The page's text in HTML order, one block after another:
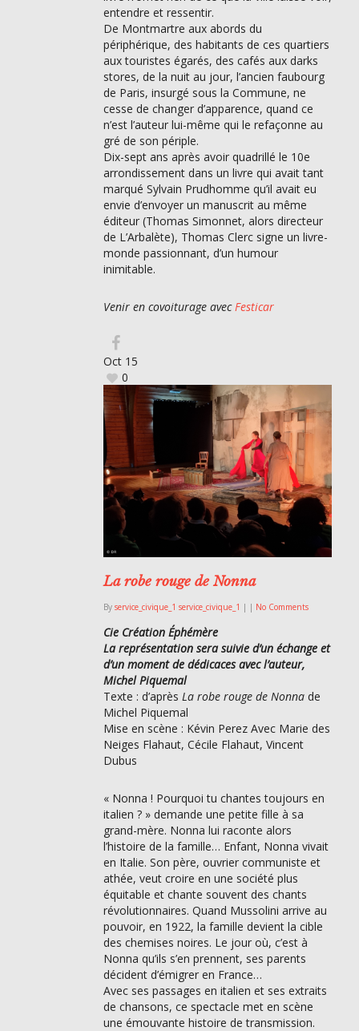
entendre et ressentir.
De Montmartre aux abords du
périphérique, des habitants de ces quartiers
aux touristes égarés, des cafés aux darks
stores, de la nuit au jour, l’ancien faubourg
de Paris, insurgé sous la Commune, ne
cesse de changer d’apparence, quand ce
n’est l’auteur lui-même qui le refaçonne au
gré de son périple.
Dix-sept ans après avoir quadrillé le 10e
arrondissement dans un livre qui avait tant
marqué Sylvain Prudhomme qu’il avait eu
envie d’envoyer un manuscrit au même
éditeur (Thomas Simonnet, alors directeur
de L’Arbalète), Thomas Clerc signe un livre-
monde passionnant, d’un humour
inimitable.
Venir en covoiturage avecFesticar
Oct 15
0
La robe rouge de Nonna
By service_civique_1 service_civique_1 | | No Comments
Cie Création Éphémère
La représentation sera suivie d’un échange et
d’un moment de dédicaces avec l’auteur,
Michel Piquemal
Texte : d’après La robe rouge de Nonnade
Michel Piquemal
Mise en scène : Kévin Perez Avec Marie des
Neiges Flahaut, Cécile Flahaut, Vincent
Dubus
« Nonna ! Pourquoi tu chantes toujours en
italien ? » demande une petite fille à sa
grand-mère. Nonna lui raconte alors
l’histoire de la famille… Enfant, Nonna vivait
en Italie. Son père, ouvrier communiste et
athée, veut croire en une société plus
équitable et chante souvent des chants
révolutionnaires. Quand Mussolini arrive au
pouvoir, en 1922, la famille devient la cible
des chemises noires. Le jour où, c’est à
Nonna qu’ils s’en prennent, ses parents
décident d’émigrer en France…
Avec ses passages en italien et ses extraits
de chansons, ce spectacle met en scène
une émouvante histoire de transmission.